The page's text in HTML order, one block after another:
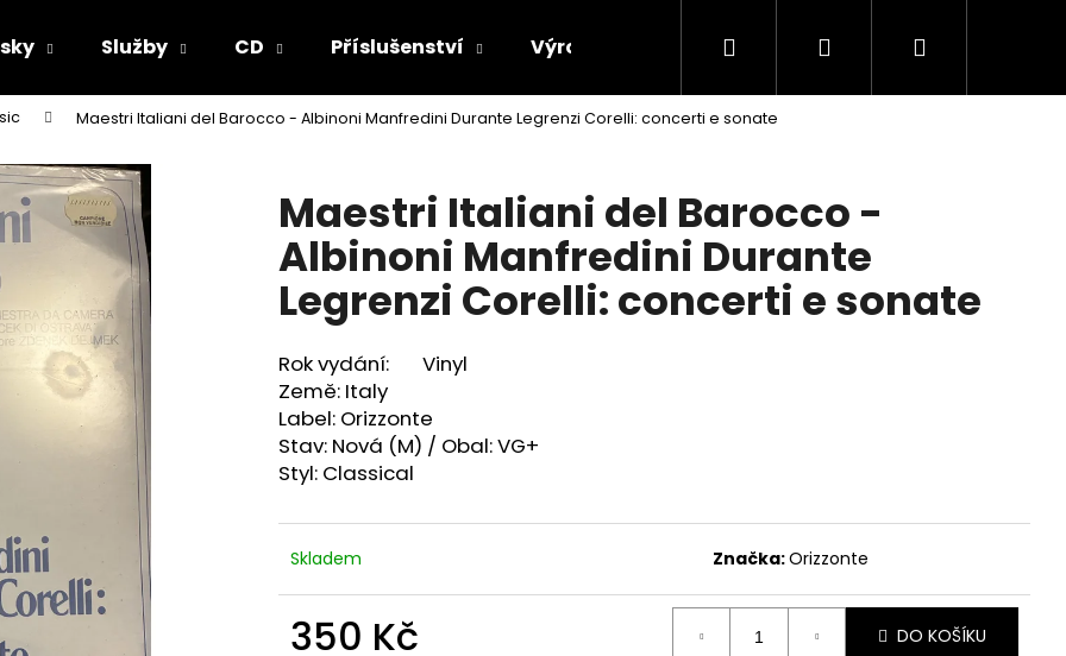
Služby CD Příslušenství Výroba vinylových desek Výkup
Hledat PřihlášeníNákupní
Maestri Italiani del Barocco - Albinoni Manfredini Durante Legrenzi Corelli: concerti e sonate
Maestri Italiani del Barocco -
Albinoni Manfredini Durante
Legrenzi Corelli: concerti e sonate
Rok vydání: Vinyl
Země: Italy
Label: Orizzonte
Stav: Nová (M) / Obal: VG+
Styl: Classical
Skladem Značka:Orizzonte
350 Kč DO KOŠÍKU
Co potřebujete najít?
HLEDAT
Doporučujeme